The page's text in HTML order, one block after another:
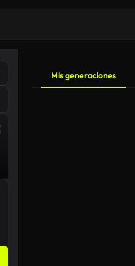
Mis generaciones